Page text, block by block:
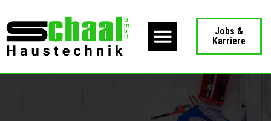
Menü
Jobs &
Karriere